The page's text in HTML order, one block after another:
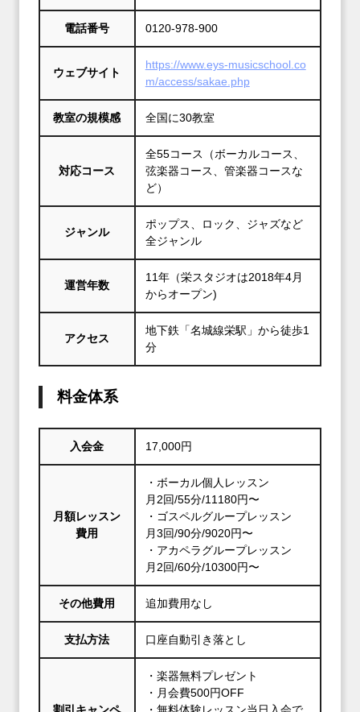
電話番号 0120-978-900
ウェブサイト
https://www.eys-musicschool.co
m/access/sakae.php
教室の規模感 全国に30教室
対応コース
全55コース（ボーカルコース、
弦楽器コース、管楽器コースな
ど）
ジャンル
ポップス、ロック、ジャズなど
全ジャンル
運営年数
11年（栄スタジオは2018年4月
からオープン)
アクセス
地下鉄「名城線栄駅」から徒歩1
分
料金体系
入会金 17,000円
月額レッスン
費用
・ボーカル個人レッスン
月2回/55分/11180円〜
・ゴスペルグループレッスン
月3回/90分/9020円〜
・アカペラグループレッスン
月2回/60分/10300円〜
その他費用 追加費用なし
支払方法 口座自動引き落とし
・楽器無料プレゼント
・月会費500円OFF